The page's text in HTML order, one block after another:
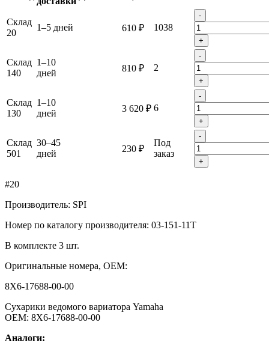
Склад
20
1–5 дней 610 ₽ 1038
-
+
Склад
140
1–10
дней
810 ₽ 2
-
+
Склад
130
1–10
дней
3 620 ₽ 6
-
+
Склад
501
30–45
дней
230 ₽
Под
заказ
-
+
#20
Производитель: SPI
Номер по каталогу производителя: 03-151-11T
В комплекте 3 шт.
Оригинальные номера, OEM:
8X6-17688-00-00
Сухарики ведомого вариатора Yamaha
ОЕМ: 8X6-17688-00-00
Аналоги: